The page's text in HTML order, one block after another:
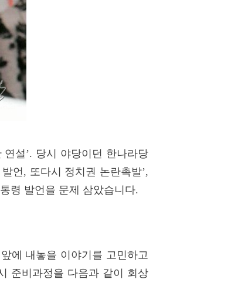
연설 ’. 당시 야당이던 한나라당
언, 또다시 정치권 논란촉발’,
령 발언을 문제 삼았습니다.
에 내놓을 이야기를 고민하고
준비과정을 다음과 같이 회상